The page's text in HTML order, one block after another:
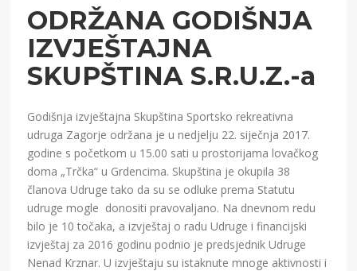
ODRŽANA GODIŠNJA
IZVJEŠTAJNA
SKUPŠTINA S.R.U.Z.-a
Godišnja izvještajna Skupština Sportsko rekreativna
udruga Zagorje održana je u nedjelju 22. siječnja 2017.
godine s početkom u 15.00 sati u prostorijama lovačkog
doma „Trčka“ u Grdencima. Skupština je okupila 38
članova Udruge tako da su se odluke prema Statutu
udruge mogle donositi pravovaljano. Na dnevnom redu
bilo je 10 točaka, a izvještaj o radu Udruge i financijski
izvještaj za 2016 godinu podnio je predsjednik Udruge
Nenad Krznar. U izvještaju su istaknute mnoge aktivnosti i